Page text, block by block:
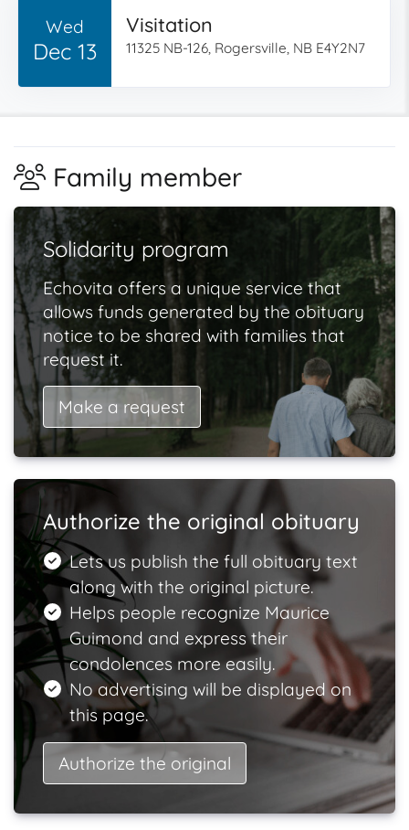
Wed
Dec 13
Visitation
11325 NB-126, Rogersville, NB E4Y2N7
Family member
Solidarity program
Echovita offers a unique service that
allows funds generated by the obituary
notice to be shared with families that
request it.
Make a request
Authorize the original obituary
Lets us publish the full obituary text
along with the original picture.
Helps people recognize Maurice
Guimond and express their
condolences more easily.
No advertising will be displayed on
this page.
Authorize the original